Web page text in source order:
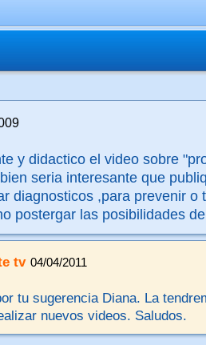
y didactico el video sobre
seria interesante que
diagnosticos ,para prevenir o
postergar las posibilidades
tv 04/04/2011
tu sugerencia Diana. La
nuevos videos. Saludos.